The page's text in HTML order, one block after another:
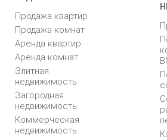
Продажа квартир
Продажа комнат
Аренда квартир
Аренда комнат
Элитная
недвижимость
Загородная
недвижимость
Коммерческая
недвижимость